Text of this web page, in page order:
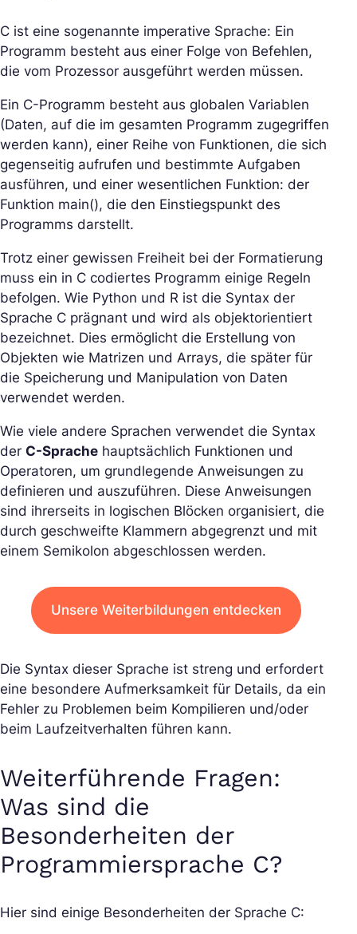
C ist eine sogenannte imperative Sprache: Ein
Programm besteht aus einer Folge von Befehlen,
die vom Prozessor ausgeführt werden müssen.
Ein C-Programm besteht aus globalen Variablen
(Daten, auf die im gesamten Programm zugegriffen
werden kann), einer Reihe von Funktionen, die sich
gegenseitig aufrufen und bestimmte Aufgaben
ausführen, und einer wesentlichen Funktion: der
Funktion main(), die den Einstiegspunkt des
Programms darstellt.
Trotz einer gewissen Freiheit bei der Formatierung
muss ein in C codiertes Programm einige Regeln
befolgen. Wie Python und R ist die Syntax der
Sprache C prägnant und wird als objektorientiert
bezeichnet. Dies ermöglicht die Erstellung von
Objekten wie Matrizen und Arrays, die später für
die Speicherung und Manipulation von Daten
verwendet werden.
Wie viele andere Sprachen verwendet die Syntax
der C-Sprache hauptsächlich Funktionen und
Operatoren, um grundlegende Anweisungen zu
definieren und auszuführen. Diese Anweisungen
sind ihrerseits in logischen Blöcken organisiert, die
durch geschweifte Klammern abgegrenzt und mit
einem Semikolon abgeschlossen werden.
Unsere Weiterbildungen entdecken
Die Syntax dieser Sprache ist streng und erfordert
eine besondere Aufmerksamkeit für Details, da ein
Fehler zu Problemen beim Kompilieren und/oder
beim Laufzeitverhalten führen kann.
Weiterführende Fragen:
Was sind die
Besonderheiten der
Programmiersprache C?
Hier sind einige Besonderheiten der Sprache C: